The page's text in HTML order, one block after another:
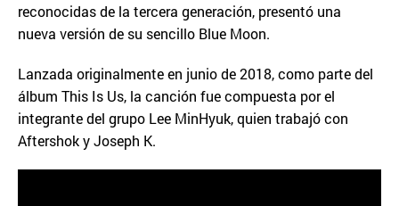
reconocidas de la tercera generación, presentó una
nueva versión de su sencillo Blue Moon.
Lanzada originalmente en junio de 2018, como parte del
álbum This Is Us, la canción fue compuesta por el
integrante del grupo Lee MinHyuk, quien trabajó con
Aftershok y Joseph K.